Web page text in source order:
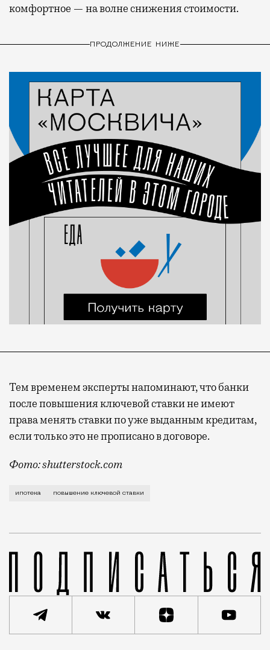
комфортное — на волне снижения стоимости.
ПРОДОЛЖЕНИЕ НИЖЕ
Тем временем эксперты напоминают, что банки
после повышения ключевой ставки не имеют
права менять ставки по уже выданным кредитам,
если только это не прописано в договоре.
Фото: shutterstock.com
Об экстренном повышении ключевой ставки более
ипотека повышение ключевой ставки